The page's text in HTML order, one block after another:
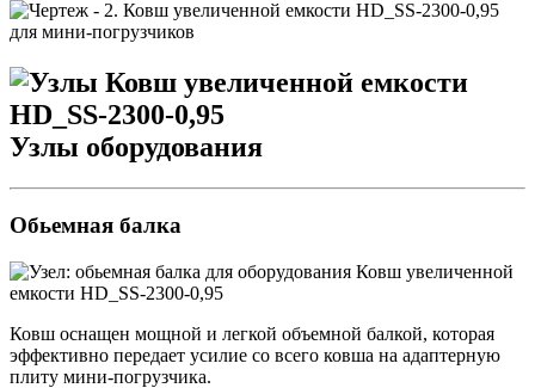
Узлы оборудования
Обьемная балка
Ковш оснащен мощной и легкой объемной балкой, которая
эффективно передает усилие со всего ковша на адаптерную
плиту мини-погрузчика.